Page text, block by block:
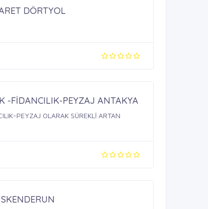
DÖRTYOL
-FİDANCILIK-PEYZAJ ANTAKYA
PEYZAJ OLARAK SÜREKLİ ARTAN